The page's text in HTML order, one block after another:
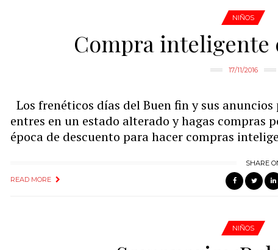
NIÑOS
Compra inteligente
17/11/2016
Los frenéticos días del Buen fin y sus
entres en un estado alterado y hagas compras
época de descuento para hacer compras
READ MORE
SHARE
NIÑOS